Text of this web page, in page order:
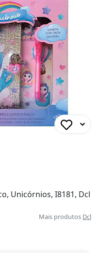
Unicórnios, I8181, Dcl
Mais produtos Dcl